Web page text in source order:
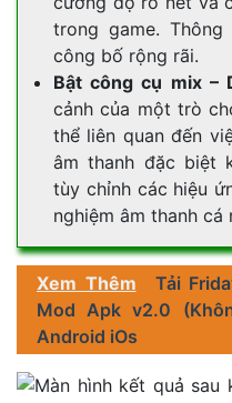
trong game.
công bố rộng rãi.
Bật công cụ mix –
cảnh của một trò
thể liên quan đến
âm thanh đặc biệt
tùy chỉnh các hiệu
nghiệm âm thanh cá
Xem Thêm
Tải
Mod Apk v2.0
Android iOs